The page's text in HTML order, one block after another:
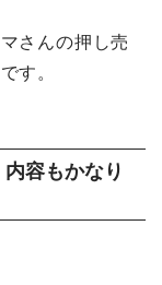
さんの押し売
す。
容もかなり